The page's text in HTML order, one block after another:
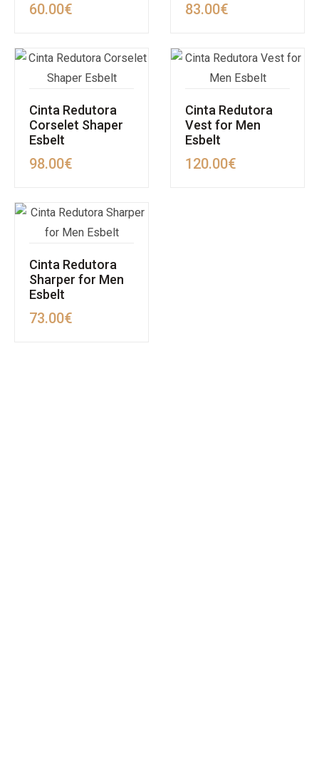
60.00€ 83.00€
Cinta Redutora
Corselet Shaper
Esbelt
98.00€
Cinta Redutora
Vest for Men
Esbelt
120.00€
Cinta Redutora
Sharper for Men
Esbelt
73.00€